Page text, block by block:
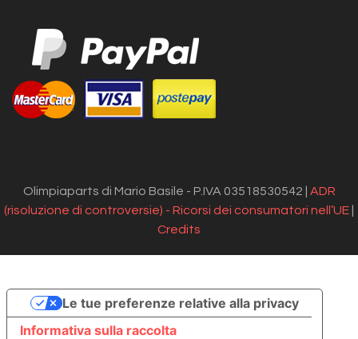
Olimpiaparts di Mario Basile - P.IVA 03518530542 | ADR
(risoluzione di controversie) - Ricorsi dei consumatori nell’UE
Credits
Informativa sulla raccolta
Le tue preferenze relative alla privacy